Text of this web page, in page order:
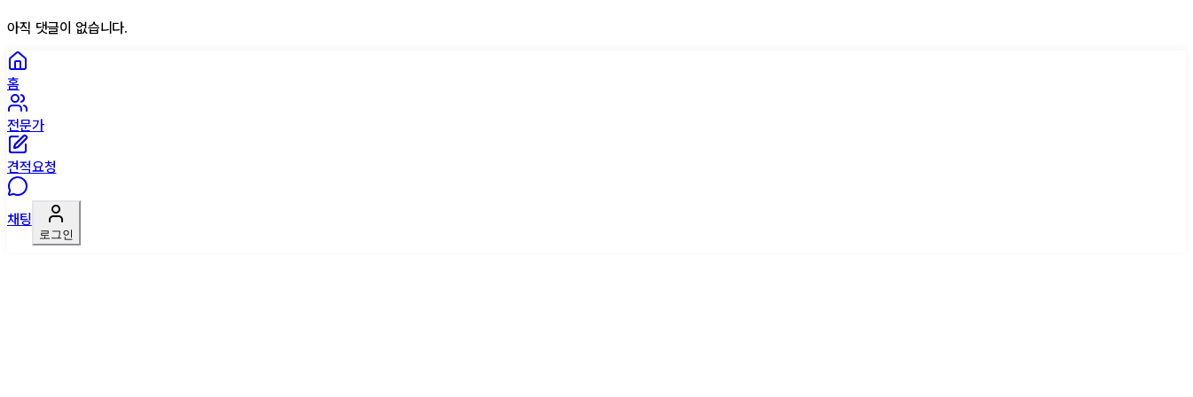
아직 댓글이 없습니다.
홈
전문가
견적요청
채팅
로그인